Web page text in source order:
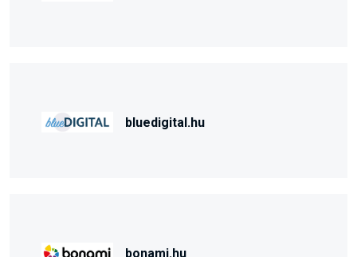
bluedigital.hu
bonami.hu